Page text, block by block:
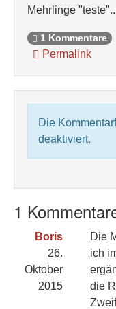
Mehrlinge
1 Kommentare
Permalink
Die
deaktiviert.
1
Boris
26.
Oktober
2015
Die
ich
die